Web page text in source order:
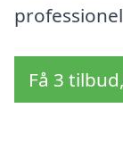
Få 3